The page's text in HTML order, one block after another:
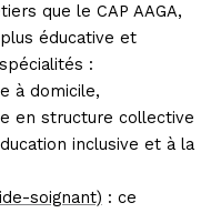
que le CAP AAGA,
éducative et
:
à domicile,
en structure collective
inclusive et à la
soignant) : ce